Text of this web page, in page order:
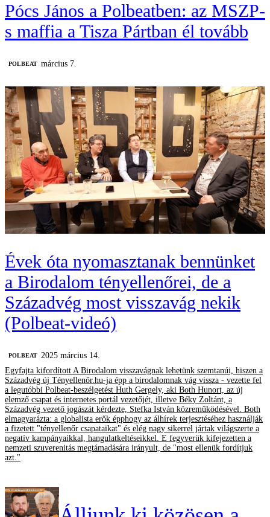
Pócs János a Polbeatben: az MSZP-
s maffia a Tisza Pártban él tovább
‎POLBEAT március 7.
Évek óta nyomasztanak bennünket
a Birodalom tényellenőrei, de a
Századvég most visszavág nekik
(Polbeat-videó)
‎POLBEAT
2025 március 14.
Egyfajta kifordított A Birodalom visszavágnak lehetünk szemtanúi, hiszen a
Századvég új Tényellenőr.hu-ja épp a birodalomnak vág vissza - vezette fel
a legutóbbi Polbeat-beszélgetést Huth Gergely, aki Both Hunort, az új
elemző csapat és internetes portál vezetőjét, illetve Béky Zoltánt, a
Századvég vezető jogászát kérdezte, Stefka István közreműködésével. Both
elmagyarázta: a globalista erők épphogy az álhírek terjesztéséhez használják
a fizetett "tényellenőr csapataikat" és elég nagy sikerrel jártak világszerte a
negatív kampányaikkal, hangulatkeltéseikkel. E fegyverük kifejezetten a
nemzeti szuverenitás megtámadására irányult, de "most ellenük fordítjuk
azt."